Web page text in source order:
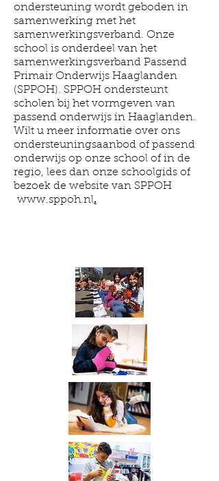
ondersteuning wordt geboden in
samenwerking met het
samenwerkingsverband. Onze
school is onderdeel van het
samenwerkingsverband Passend
Primair Onderwijs Haaglanden
(SPPOH). SPPOH ondersteunt
scholen bij het vormgeven van
passend onderwijs in Haaglanden.
Wilt u meer informatie over ons
ondersteuningsaanbod of passend
onderwijs op onze school of in de
regio, lees dan onze schoolgids of
bezoek de website van SPPOH
www.sppoh.nl.